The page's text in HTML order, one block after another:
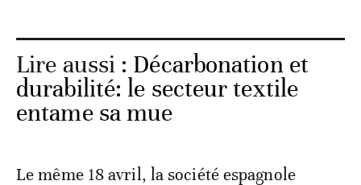
Lire aussi : Décarbonation et
durabilité: le secteur textile
entame sa mue
Le même 18 avril, la société espagnole